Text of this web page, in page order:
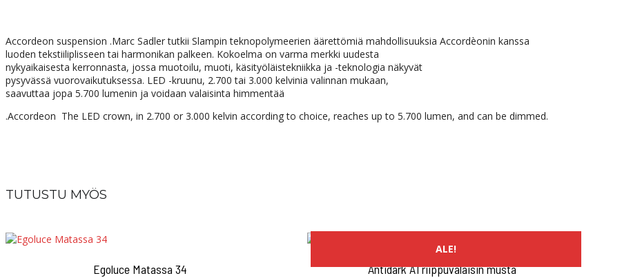
Accordeon suspension .Marc Sadler tutkii Slampin teknopolymeerien äärettömiä mahdollisuuksia Accordèonin kanssa
luoden tekstiiliplisseen tai harmonikan palkeen. Kokoelma on varma merkki uudesta
nykyaikaisesta kerronnasta, jossa muotoilu, muoti, käsityöläistekniikka ja -teknologia näkyvät
pysyvässä vuorovaikutuksessa. LED -kruunu, 2.700 tai 3.000 kelvinia valinnan mukaan,
saavuttaa jopa 5.700 lumenin ja voidaan valaisinta himmentää
.Accordeon The LED crown, in 2.700 or 3.000 kelvin according to choice, reaches up to 5.700 lumen, and can be dimmed.
TUTUSTU MYÖS
Egoluce Matassa 34
ALE!
Antidark A1 riippuvalaisin musta